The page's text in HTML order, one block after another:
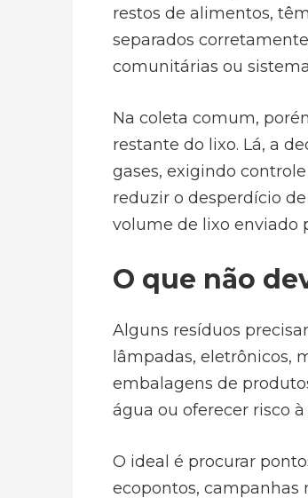
restos de alimentos,
separados
comunitárias ou
Na coleta comum,
restante do lixo. Lá, a
gases, exigindo
reduzir o desperdício
volume de lixo enviado
O que não
Alguns resíduos
lâmpadas, eletrônicos,
embalagens de
água ou oferecer risco à
O ideal é procurar
ecopontos, campanhas